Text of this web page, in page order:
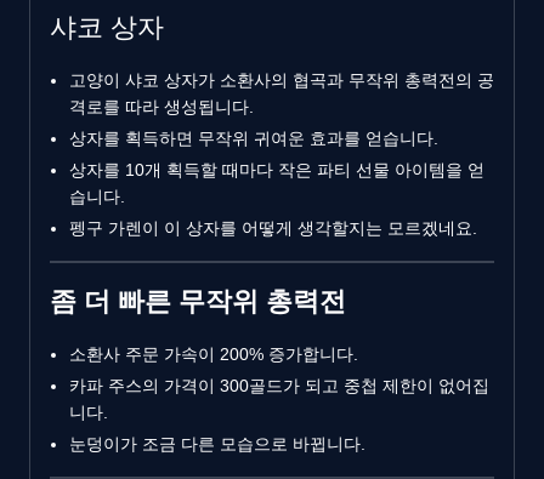
샤코 상자
고양이 샤코 상자가 소환사의 협곡과 무작위 총력전의 공
격로를 따라 생성됩니다.
상자를 획득하면 무작위 귀여운 효과를 얻습니다.
상자를 10개 획득할 때마다 작은 파티 선물 아이템을 얻
습니다.
펭구 가렌이 이 상자를 어떻게 생각할지는 모르겠네요.
좀 더 빠른 무작위 총력전
소환사 주문 가속이 200% 증가합니다.
카파 주스의 가격이 300골드가 되고 중첩 제한이 없어집
니다.
눈덩이가 조금 다른 모습으로 바뀝니다.